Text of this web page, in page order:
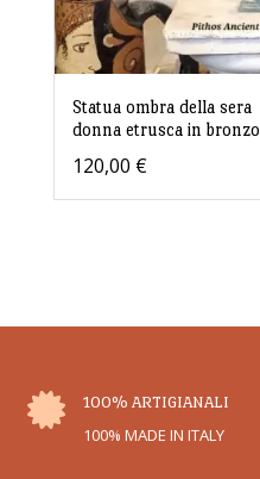
Statua ombra della sera
donna etrusca in bronzo
120,00 €
 100% ARTIGIANALI
100% MADE IN ITALY